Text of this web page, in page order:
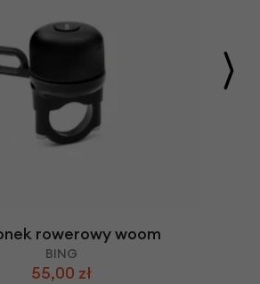
rowerowy woom
BING
55,00 zł